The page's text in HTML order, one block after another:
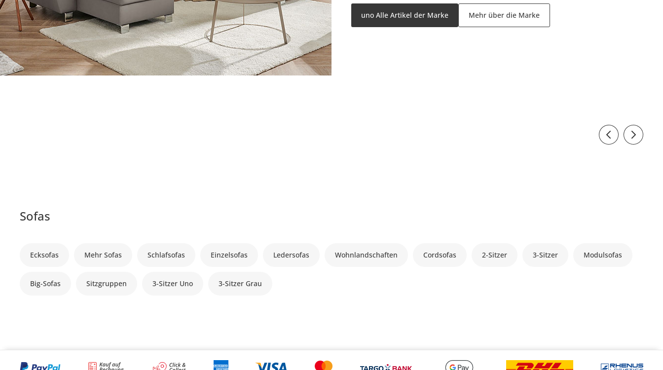
uno Alle Artikel der Marke Mehr über die Marke
Sofas
Ecksofas Mehr Sofas Schlafsofas Einzelsofas Ledersofas Wohnlandschaften Cordsofas 2-Sitzer 3-Sitzer Modulsofas
Big-Sofas Sitzgruppen 3-Sitzer Uno 3-Sitzer Grau